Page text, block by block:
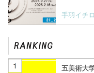
手羽イチ
五美術大